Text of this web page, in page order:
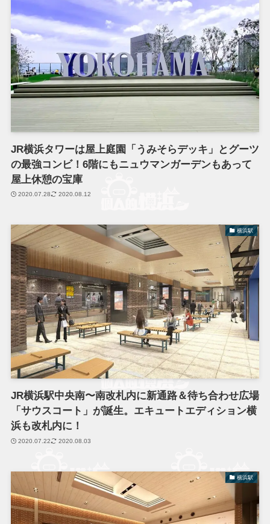
JR横浜タワーは屋上庭園「うみそらデッキ」とグーツ
の最強コンビ！6階にもニュウマンガーデンもあって
屋上休憩の宝庫
2020.07.28 2020.08.12
横浜駅
JR横浜駅中央南〜南改札内に新通路＆待ち合わせ広場
「サウスコート」が誕生。エキュートエディション横
浜も改札内に！
2020.07.22 2020.08.03
横浜駅